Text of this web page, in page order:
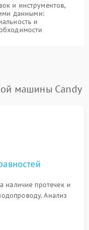
и инструментов,
данными:
и
машины Candy
наличие протечек и
Анализ
вращения
системы защиты